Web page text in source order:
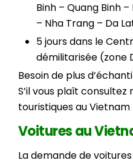
Binh – Quang Binh
– Nha Trang – Da
5 jours dans le
démilitarisée (zone
Besoin de plus
S’il vous plaît consultez
touristiques au Vietnam
Voitures au
La demande de